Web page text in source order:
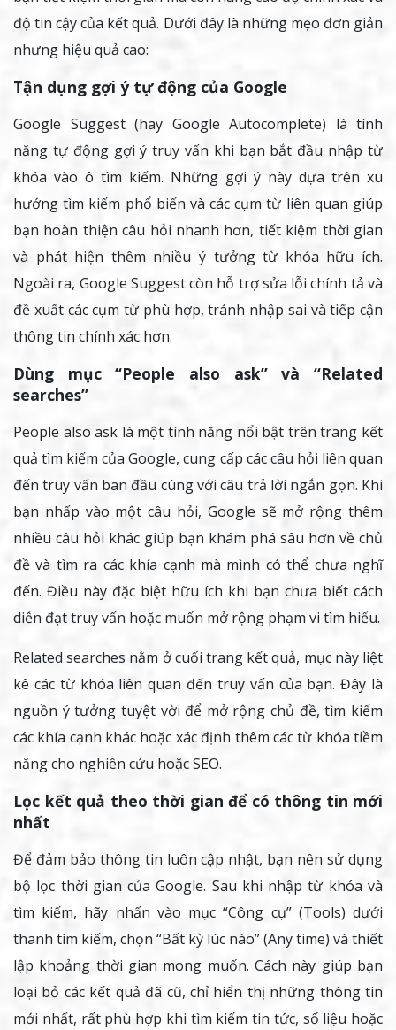
độ tin cậy của kết quả. Dưới đây là những mẹo đơn giản
nhưng hiệu quả cao:
Tận dụng gợi ý tự động của Google
Google Suggest (hay Google Autocomplete) là tính
năng tự động gợi ý truy vấn khi bạn bắt đầu nhập từ
khóa vào ô tìm kiếm. Những gợi ý này dựa trên xu
hướng tìm kiếm phổ biến và các cụm từ liên quan giúp
bạn hoàn thiện câu hỏi nhanh hơn, tiết kiệm thời gian
và phát hiện thêm nhiều ý tưởng từ khóa hữu ích.
Ngoài ra, Google Suggest còn hỗ trợ sửa lỗi chính tả và
đề xuất các cụm từ phù hợp, tránh nhập sai và tiếp cận
thông tin chính xác hơn.
Dùng mục “People also ask” và “Related
searches”
People also ask là một tính năng nổi bật trên trang kết
quả tìm kiếm của Google, cung cấp các câu hỏi liên quan
đến truy vấn ban đầu cùng với câu trả lời ngắn gọn. Khi
bạn nhấp vào một câu hỏi, Google sẽ mở rộng thêm
nhiều câu hỏi khác giúp bạn khám phá sâu hơn về chủ
đề và tìm ra các khía cạnh mà mình có thể chưa nghĩ
đến. Điều này đặc biệt hữu ích khi bạn chưa biết cách
diễn đạt truy vấn hoặc muốn mở rộng phạm vi tìm hiểu.
Related searches nằm ở cuối trang kết quả, mục này liệt
kê các từ khóa liên quan đến truy vấn của bạn. Đây là
nguồn ý tưởng tuyệt vời để mở rộng chủ đề, tìm kiếm
các khía cạnh khác hoặc xác định thêm các từ khóa tiềm
năng cho nghiên cứu hoặc SEO.
Lọc kết quả theo thời gian để có thông tin mới
nhất
Để đảm bảo thông tin luôn cập nhật, bạn nên sử dụng
bộ lọc thời gian của Google. Sau khi nhập từ khóa và
tìm kiếm, hãy nhấn vào mục “Công cụ” (Tools) dưới
thanh tìm kiếm, chọn “Bất kỳ lúc nào” (Any time) và thiết
lập khoảng thời gian mong muốn. Cách này giúp bạn
loại bỏ các kết quả đã cũ, chỉ hiển thị những thông tin
mới nhất, rất phù hợp khi tìm kiếm tin tức, số liệu hoặc